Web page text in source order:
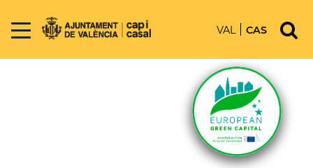
VAL CAS